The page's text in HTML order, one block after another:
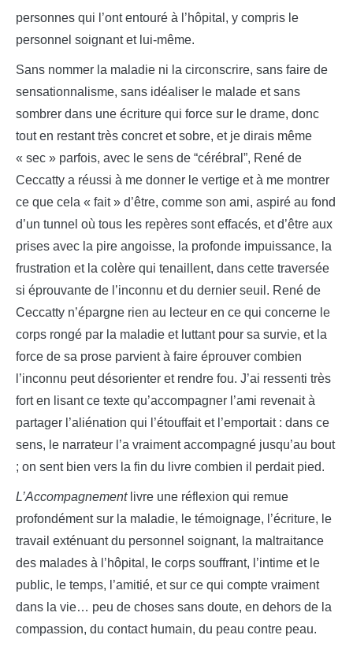
personnes qui l’ont entouré à l’hôpital, y compris le
personnel soignant et lui-même.
Sans nommer la maladie ni la circonscrire, sans faire de
sensationnalisme, sans idéaliser le malade et sans
sombrer dans une écriture qui force sur le drame, donc
tout en restant très concret et sobre, et je dirais même
« sec » parfois, avec le sens de “cérébral”, René de
Ceccatty a réussi à me donner le vertige et à me montrer
ce que cela « fait » d’être, comme son ami, aspiré au fond
d’un tunnel où tous les repères sont effacés, et d’être aux
prises avec la pire angoisse, la profonde impuissance, la
frustration et la colère qui tenaillent, dans cette traversée
si éprouvante de l’inconnu et du dernier seuil. René de
Ceccatty n’épargne rien au lecteur en ce qui concerne le
corps rongé par la maladie et luttant pour sa survie, et la
force de sa prose parvient à faire éprouver combien
l’inconnu peut désorienter et rendre fou. J’ai ressenti très
fort en lisant ce texte qu’accompagner l’ami revenait à
partager l’aliénation qui l’étouffait et l’emportait : dans ce
sens, le narrateur l’a vraiment accompagné jusqu’au bout
; on sent bien vers la fin du livre combien il perdait pied.
L’Accompagnementlivre une réflexion qui remue
profondément sur la maladie, le témoignage, l’écriture, le
travail exténuant du personnel soignant, la maltraitance
des malades à l’hôpital, le corps souffrant, l’intime et le
public, le temps, l’amitié, et sur ce qui compte vraiment
dans la vie… peu de choses sans doute, en dehors de la
compassion, du contact humain, du peau contre peau.